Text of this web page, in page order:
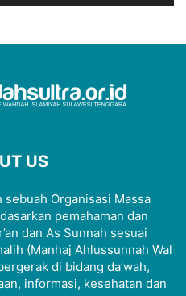
US
sebuah Organisasi Massa
pemahaman dan
dan As Sunnah sesuai
(Manhaj Ahlussunnah Wal
di bidang da’wah,
informasi, kesehatan dan